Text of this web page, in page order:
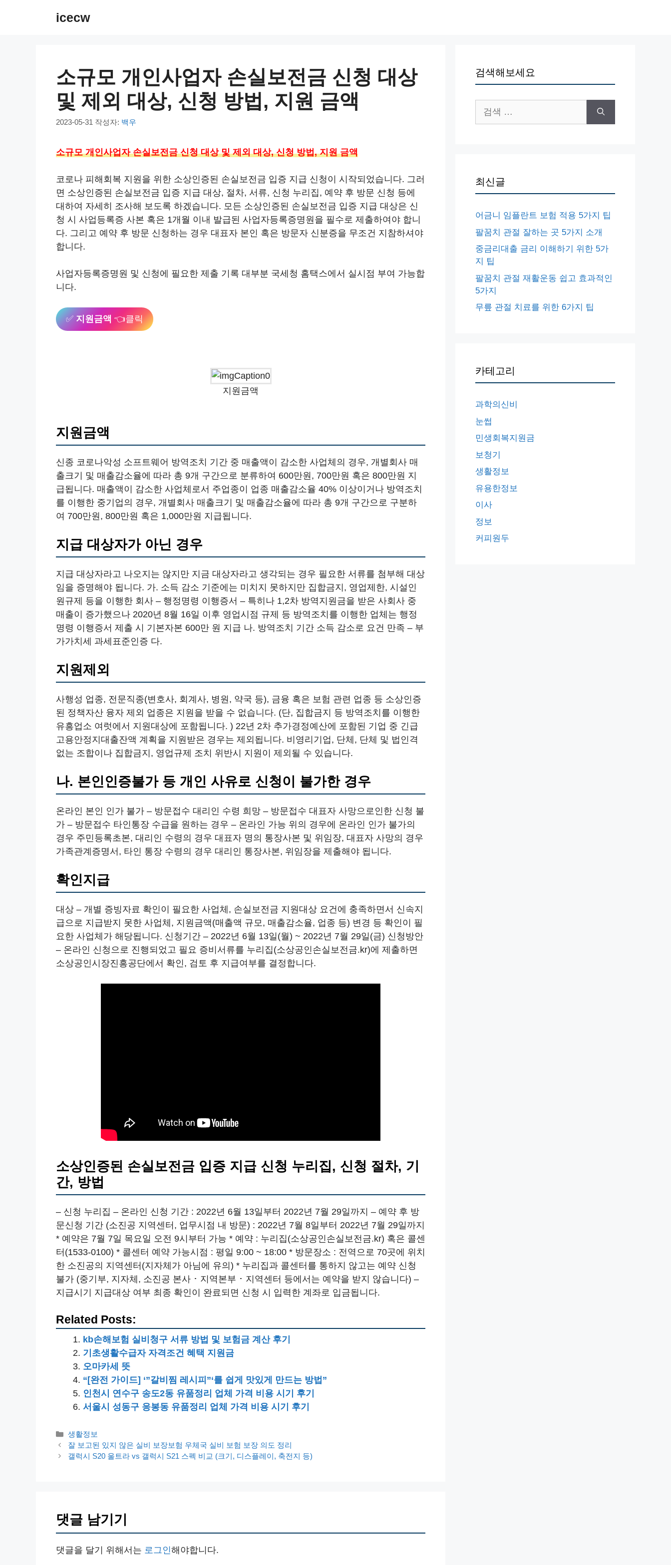
icecw
소규모 개인사업자 손실보전금 신청 대상
및 제외 대상, 신청 방법, 지원 금액
2023-05-31 작성자: 백우
소규모 개인사업자 손실보전금 신청 대상 및 제외 대상, 신청 방법, 지원 금액
코로나 피해회복 지원을 위한 소상인증된 손실보전금 입증 지급 신청이 시작되었습니다. 그러
면 소상인증된 손실보전금 입증 지급 대상, 절차, 서류, 신청 누리집, 예약 후 방문 신청 등에
대하여 자세히 조사해 보도록 하겠습니다. 모든 소상인증된 손실보전금 입증 지급 대상은 신
청 시 사업등록증 사본 혹은 1개월 이내 발급된 사업자등록증명원을 필수로 제출하여야 합니
다. 그리고 예약 후 방문 신청하는 경우 대표자 본인 혹은 방문자 신분증을 무조건 지참하셔야
합니다.
사업자등록증명원 및 신청에 필요한 제출 기록 대부분 국세청 홈택스에서 실시점 부여 가능합
니다.
✅ 지원금액 👈클릭
지원금액
지원금액
신종 코로나악성 소프트웨어 방역조치 기간 중 매출액이 감소한 사업체의 경우, 개별회사 매
출크기 및 매출감소율에 따라 총 9개 구간으로 분류하여 600만원, 700만원 혹은 800만원 지
급됩니다. 매출액이 감소한 사업체로서 주업종이 업종 매출감소율 40% 이상이거나 방역조치
를 이행한 중기업의 경우, 개별회사 매출크기 및 매출감소율에 따라 총 9개 구간으로 구분하
여 700만원, 800만원 혹은 1,000만원 지급됩니다.
지급 대상자가 아닌 경우
지급 대상자라고 나오지는 않지만 지금 대상자라고 생각되는 경우 필요한 서류를 첨부해 대상
임을 증명해야 됩니다. 가. 소득 감소 기준에는 미치지 못하지만 집합금지, 영업제한, 시설인
원규제 등을 이행한 회사 – 행정명령 이행증서 – 특히나 1,2차 방역지원금을 받은 사회사 중
매출이 증가했으나 2020년 8월 16일 이후 영업시점 규제 등 방역조치를 이행한 업체는 행정
명령 이행증서 제출 시 기본자본 600만 원 지급 나. 방역조치 기간 소득 감소로 요건 만족 – 부
가가치세 과세표준인증 다.
지원제외
사행성 업종, 전문직종(변호사, 회계사, 병원, 약국 등), 금융 혹은 보험 관련 업종 등 소상인증
된 정책자산 융자 제외 업종은 지원을 받을 수 없습니다. (단, 집합금지 등 방역조치를 이행한
유흥업소 여럿에서 지원대상에 포함됩니다. ) 22년 2차 추가경정예산에 포함된 기업 중 긴급
고용안정지대출잔액 계획을 지원받은 경우는 제외됩니다. 비영리기업, 단체, 단체 및 법인격
없는 조합이나 집합금지, 영업규제 조치 위반시 지원이 제외될 수 있습니다.
나. 본인인증불가 등 개인 사유로 신청이 불가한 경우
온라인 본인 인가 불가 – 방문접수 대리인 수령 희망 – 방문접수 대표자 사망으로인한 신청 불
가 – 방문접수 타인통장 수급을 원하는 경우 – 온라인 가능 위의 경우에 온라인 인가 불가의
경우 주민등록초본, 대리인 수령의 경우 대표자 명의 통장사본 및 위임장, 대표자 사망의 경우
가족관계증명서, 타인 통장 수령의 경우 대리인 통장사본, 위임장을 제출해야 됩니다.
확인지급
대상 – 개별 증빙자료 확인이 필요한 사업체, 손실보전금 지원대상 요건에 충족하면서 신속지
급으로 지급받지 못한 사업체, 지원금액(매출액 규모, 매출감소율, 업종 등) 변경 등 확인이 필
요한 사업체가 해당됩니다. 신청기간 – 2022년 6월 13일(월) ~ 2022년 7월 29일(금) 신청방안
– 온라인 신청으로 진행되었고 필요 증비서류를 누리집(소상공인손실보전금.kr)에 제출하면
소상공인시장진흥공단에서 확인, 검토 후 지급여부를 결정합니다.
소상인증된 손실보전금 입증 지급 신청 누리집, 신청 절차, 기
간, 방법
– 신청 누리집 – 온라인 신청 기간 : 2022년 6월 13일부터 2022년 7월 29일까지 – 예약 후 방
문신청 기간 (소진공 지역센터, 업무시점 내 방문) : 2022년 7월 8일부터 2022년 7월 29일까지
* 예약은 7월 7일 목요일 오전 9시부터 가능 * 예약 : 누리집(소상공인손실보전금.kr) 혹은 콜센
터(1533-0100) * 콜센터 예약 가능시점 : 평일 9:00 ~ 18:00 * 방문장소 : 전역으로 70곳에 위치
한 소진공의 지역센터(지자체가 아님에 유의) * 누리집과 콜센터를 통하지 않고는 예약 신청
불가 (중기부, 지자체, 소진공 본사 ･ 지역본부 ･ 지역센터 등에서는 예약을 받지 않습니다) –
지급시기 지급대상 여부 최종 확인이 완료되면 신청 시 입력한 계좌로 입금됩니다.
Related Posts:
kb손해보험 실비청구 서류 방법 및 보험금 계산 후기
기초생활수급자 자격조건 혜택 지원금
오마카세 뜻
“[완전 가이드] ‘”갈비찜 레시피”‘를 쉽게 맛있게 만드는 방법”
인천시 연수구 송도2동 유품정리 업체 가격 비용 시기 후기
서울시 성동구 응봉동 유품정리 업체 가격 비용 시기 후기
카
테
고
생활정보
잘 보고된 있지 않은 실비 보장보험 우체국 실비 보험 보장 의도 정리
갤럭시 S20 울트라 vs 갤럭시 S21 스펙 비교 (크기, 디스플레이, 축전지 등)
댓글 남기기
댓글을 달기 위해서는 로그인해야합니다.
검색해보세요
색:
최신글
어금니 임플란트 보험 적용 5가지 팁
팔꿈치 관절 잘하는 곳 5가지 소개
중금리대출 금리 이해하기 위한 5가
지 팁
팔꿈치 관절 재활운동 쉽고 효과적인
5가지
무릎 관절 치료를 위한 6가지 팁
카테고리
과학의신비
눈썹
민생회복지원금
보청기
생활정보
유용한정보
이사
정보
커피원두